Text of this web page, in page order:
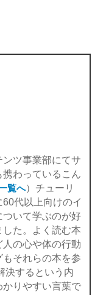
ツ事業部にてサ
わっているこん
覧へ）チューリ
代以上向けのイ
いて学ぶのが好
た。よく読む本
の心や体の行動
それらの本を参
決するという内
りやすい言葉で